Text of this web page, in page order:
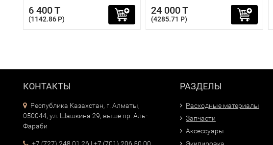
6 400 T
(1142.86 P)
24 000 T
(4285.71 P)
КОНТАКТЫ
Республика Казахстан, г. Алматы,
050044, ул. Шашкина 29, выше пр. Аль-
Фараби
РАЗДЕЛЫ
Расходные материалы
Запчасти
Аксессуары